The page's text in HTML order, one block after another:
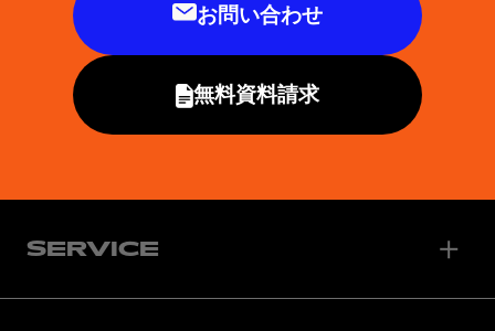
お問い合わせ
無料資料請求
SERVICE